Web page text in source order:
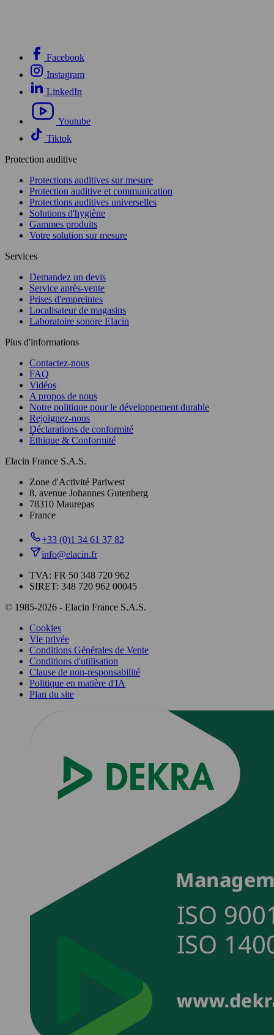
Facebook
Instagram
LinkedIn
Youtube
Tiktok
Protection auditive
Protections auditives sur mesure
Protection auditive et communication
Protections auditives universelles
Solutions d'hygiène
Gammes produits
Votre solution sur mesure
Services
Demandez un devis
Service après-vente
Prises d'empreintes
Localisateur de magasins
Laboratoire sonore Elacin
Plus d'informations
Contactez-nous
FAQ
Vidéos
A propos de nous
Notre politique pour le développement durable
Rejoignez-nous
Déclarations de conformité
Éthique & Conformité
Elacin France S.A.S.
Zone d'Activité Pariwest
8, avenue Johannes Gutenberg
78310 Maurepas
France
+33 (0)1 34 61 37 82
info@elacin.fr
TVA: FR 50 348 720 962
SIRET: 348 720 962 00045
© 1985-2026 - Elacin France S.A.S.
Cookies
Vie privée
Conditions Générales de Vente
Conditions d'utilisation
Clause de non-responsabilité
Politique en matière d'IA
Plan du site